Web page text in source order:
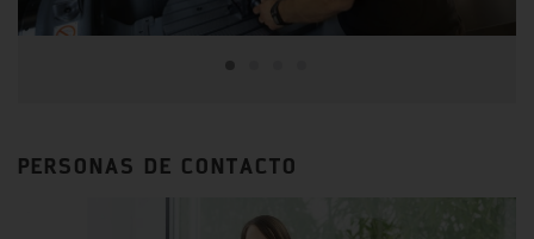
PERSONAS DE CONTACTO